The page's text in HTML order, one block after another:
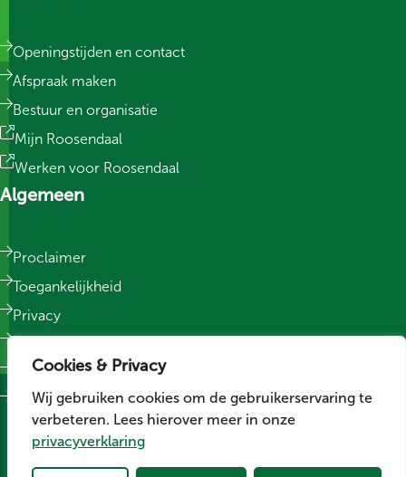
Cookies & Privacy
Wij gebruiken cookies om de gebruikerservaring te
verbeteren. Lees hierover meer in onze
privacyverklaring
Openingstijden en contact
Afspraak maken
Bestuur en organisatie
Mijn Roosendaal
Werken voor Roosendaal
Algemeen
Proclaimer
Toegankelijkheid
Privacy
Sitemap
Cookievoorkeuren wijzigen
Social media
Volg ons op LinkedIn
Volg ons op Facebook
Volg ons op Instagram